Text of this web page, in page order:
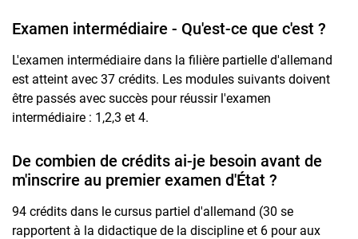
Examen intermédiaire - Qu'est-ce que c'est ?
L'examen intermédiaire dans la filière partielle d'allemand
est atteint avec 37 crédits. Les modules suivants doivent
être passés avec succès pour réussir l'examen
intermédiaire : 1,2,3 et 4.
De combien de crédits ai-je besoin avant de
m'inscrire au premier examen d'État ?
94 crédits dans le cursus partiel d'allemand (30 se
rapportent à la didactique de la discipline et 6 pour aux